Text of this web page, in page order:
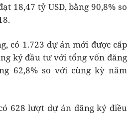
18,47 tỷ USD, bằng 90,8% so
có 1.723 dự án mới được cấp
ký đầu tư với tổng vốn đăng
62,8% so với cùng kỳ năm
628 lượt dự án đăng ký điều